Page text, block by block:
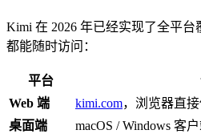
Kimi 在 2026 年已经实现了全平台
都能随时访问：
平台
Web 端
kimi.com，浏览器直
桌面端
macOS / Windows 客